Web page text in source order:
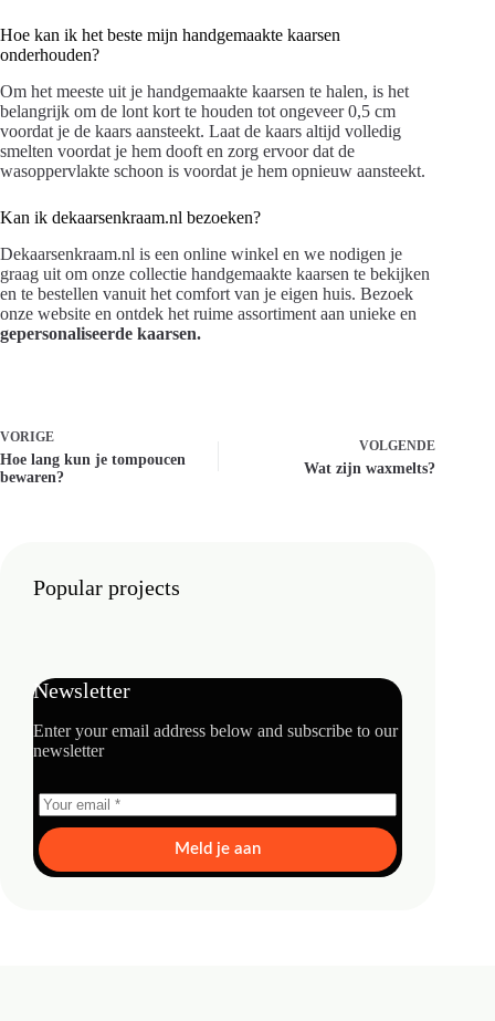
Hoe kan ik het beste mijn handgemaakte kaarsen
onderhouden?
Om het meeste uit je handgemaakte kaarsen te halen, is het
belangrijk om de lont kort te houden tot ongeveer 0,5 cm
voordat je de kaars aansteekt. Laat de kaars altijd volledig
smelten voordat je hem dooft en zorg ervoor dat de
wasoppervlakte schoon is voordat je hem opnieuw aansteekt.
Kan ik dekaarsenkraam.nl bezoeken?
Dekaarsenkraam.nl is een online winkel en we nodigen je
graag uit om onze collectie handgemaakte kaarsen te bekijken
en te bestellen vanuit het comfort van je eigen huis. Bezoek
onze website en ontdek het ruime assortiment aan unieke en
gepersonaliseerde kaarsen.
VORIGE
Hoe lang kun je tompoucen
bewaren?
VOLGENDE
Wat zijn waxmelts?
Popular projects
Newsletter
Enter your email address below and subscribe to our
newsletter
Meld je aan